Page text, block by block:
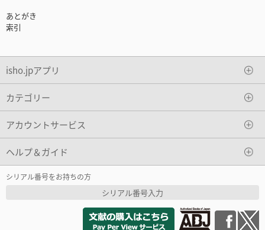
あとがき
索引
isho.jpアプリ
カテゴリー
アカウントサービス
ヘルプ＆ガイド
シリアル番号をお持ちの方
シリアル番号入力